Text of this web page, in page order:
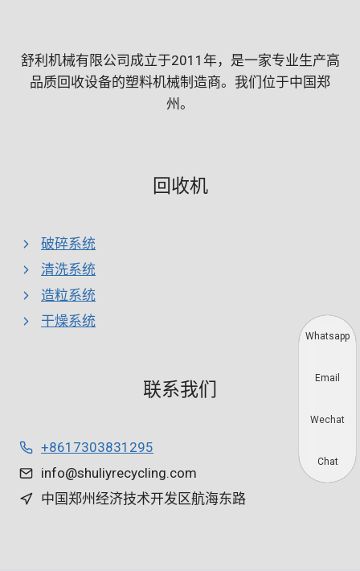
舒利机械有限公司成立于2011年，是一家专业生产高
品质回收设备的塑料机械制造商。我们位于中国郑
州。
回收机
破碎系统
清洗系统
造粒系统
干燥系统
联系我们
+8617303831295
info@shuliyrecycling.com
中国郑州经济技术开发区航海东路
Whatsapp
Email
Wechat
Chat